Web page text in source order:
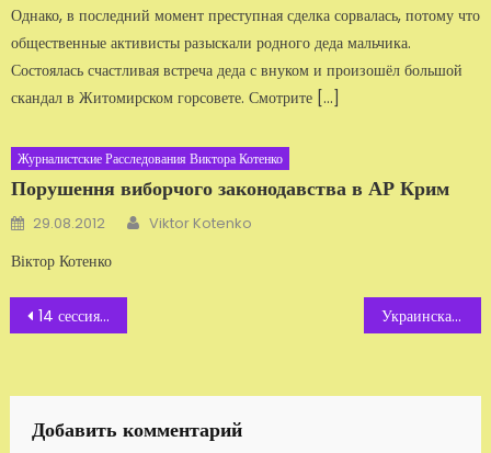
Однако, в последний момент преступная сделка сорвалась, потому что
общественные активисты разыскали родного деда мальчика.
Состоялась счастливая встреча деда с внуком и произошёл большой
скандал в Житомирском горсовете. Смотрите […]
Журналистские Расследования Виктора Котенко
Порушення виборчого законодавства в АР Крим
Добавлено
29.08.2012 Автор
Viktor Kotenko
Віктор Котенко
Навигация
записям
14 сессия Житомирской областной ОПГ Украинская власть «крышует» торговцев детьми и педофилов
Добавить комментарий